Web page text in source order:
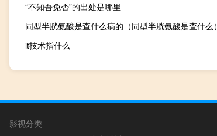
“不知吾免否”的出处是哪里
同型半胱氨酸是查什么病的（同型半胱氨酸是查什么）
it技术指什么
影视分类